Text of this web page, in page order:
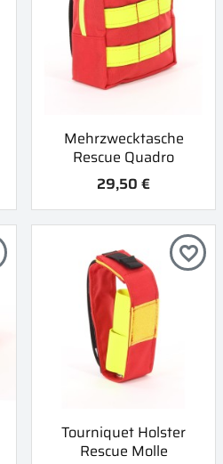
Mehrzwecktasche
Rescue Quadro
29,50 €
Tourniquet Holster
Rescue Molle
favorite_border